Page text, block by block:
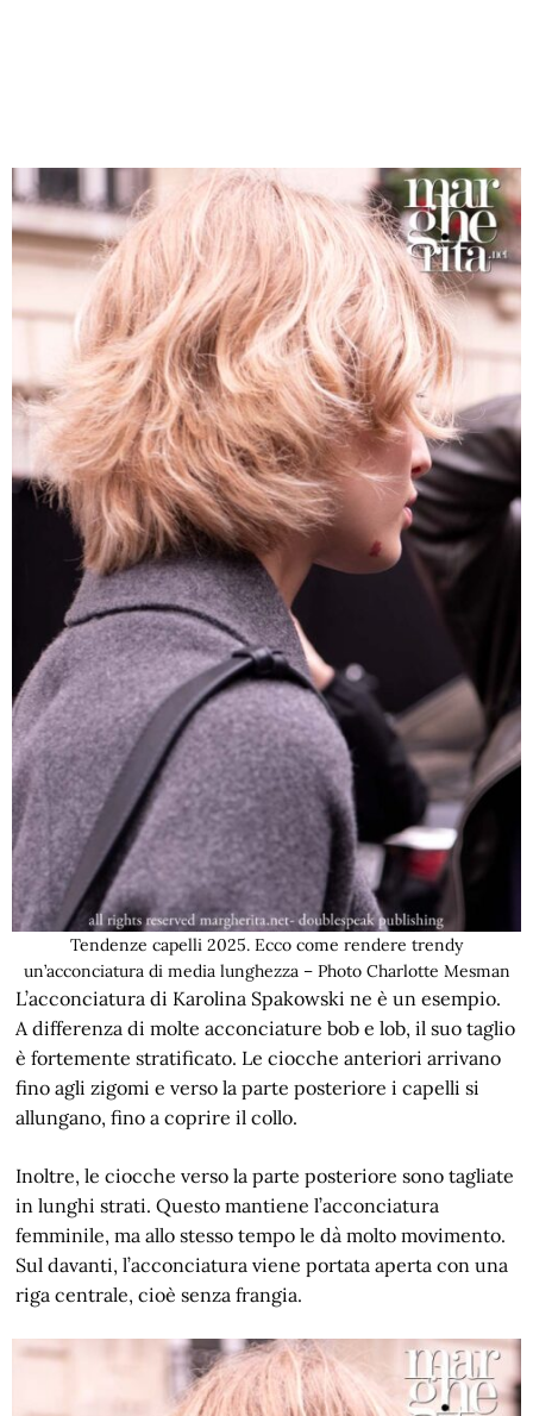
Tendenze capelli 2025. Ecco come rendere trendy
un’acconciatura di media lunghezza – Photo Charlotte Mesman
L’acconciatura di Karolina Spakowski ne è un esempio.
A differenza di molte acconciature bob e lob, il suo taglio
è fortemente stratificato. Le ciocche anteriori arrivano
fino agli zigomi e verso la parte posteriore i capelli si
allungano, fino a coprire il collo.
Inoltre, le ciocche verso la parte posteriore sono tagliate
in lunghi strati. Questo mantiene l’acconciatura
femminile, ma allo stesso tempo le dà molto movimento.
Sul davanti, l’acconciatura viene portata aperta con una
riga centrale, cioè senza frangia.